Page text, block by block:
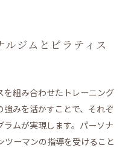
ジムとピラティス
を組み合わせたトレーニング
みを活かすことで、それぞ
ムが実現します。パーソナ
ーマンの指導を受けること